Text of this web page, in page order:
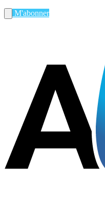
M'abonner